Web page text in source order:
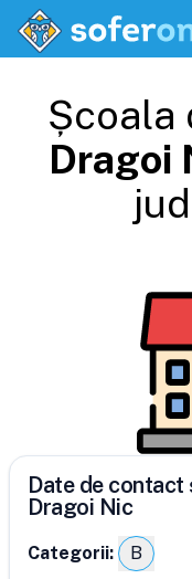
Școala
Dragoi
Date de
Dragoi Nic
Categorii: B